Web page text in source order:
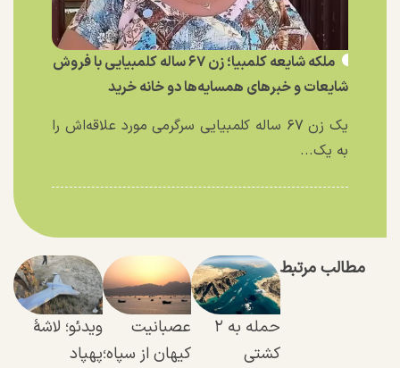
ملکه شایعه کلمبیا؛ زن ۶۷ ساله کلمبیایی با فروش
شایعات و خبر‌های همسایه‌ها دو خانه خرید
یک زن ۶۷ ساله کلمبیایی سرگرمی مورد علاقه‌اش را
به یک...
مطالب مرتبط
حمله به ۲
کشتی
عصبانیت
کیهان از سپاه؛
ویدئو؛ لاشهٔ
پهپاد